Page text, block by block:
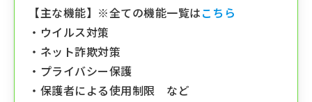
【主な機能】※全ての機能一覧はこちら
・ウイルス対策
・ネット詐欺対策
・プライバシー保護
・保護者による使用制限 など